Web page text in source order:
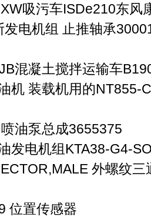
吸污车ISDe210东风
发电机组 止推轴承
混凝土搅拌运输车
机 装载机用的NT855-
油泵总成3655375
发电机组KTA38-G4-
外螺纹三
位置传感器